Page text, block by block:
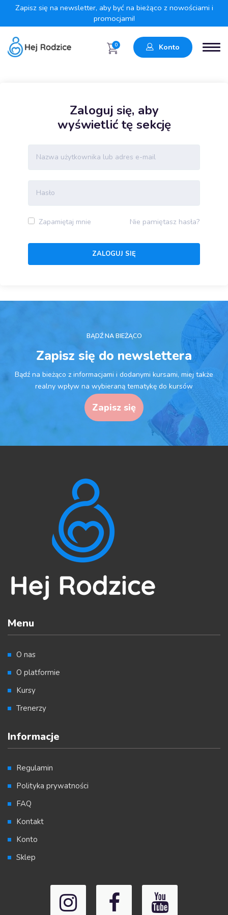
Zapisz się na newsletter, aby być na bieżąco z nowościami i
promocjami!
0 Konto
Zaloguj się, aby
wyświetlić tę sekcję
Zapamiętaj mnie Nie pamiętasz hasła?
BĄDŹ NA BIEŻĄCO
Zapisz się do newslettera
Bądź na bieżąco z informacjami i dodanymi kursami, miej także
realny wpływ na wybieraną tematykę do kursów
Zapisz się
Menu
O nas
O platformie
Kursy
Trenerzy
Informacje
Regulamin
Polityka prywatności
FAQ
Kontakt
Konto
Sklep